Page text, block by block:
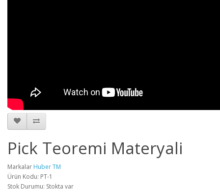
Pick Teoremi Materyali
Markalar Huber TM
Ürün Kodu: PT-1
Stok Durumu: Stokta var